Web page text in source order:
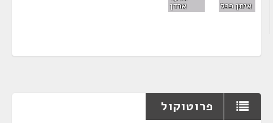
איתן כבל ארדן
פרוטוקול